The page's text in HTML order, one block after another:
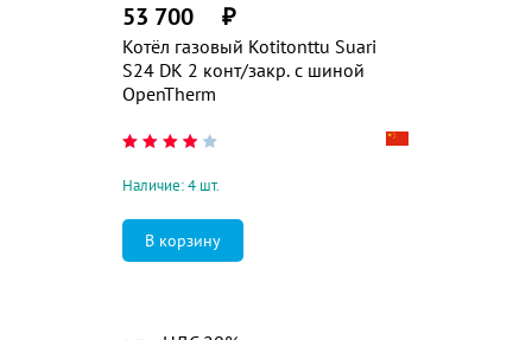
Котёл газовый Kotitonttu Suari
S24 DK 2 конт/закр. с шиной
OpenTherm
53 700 ₽
Наличие: 4 шт.